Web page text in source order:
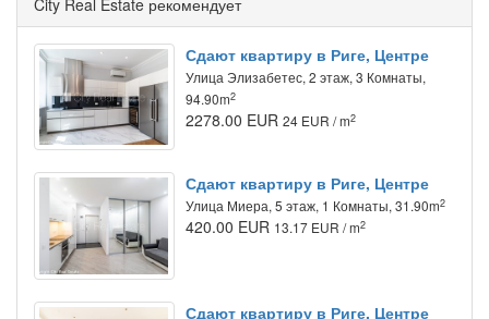
City Real Estate рекомендует
Сдают квартиру в Риге, Центре
Улица Элизабетес, 2 этаж, 3 Комнаты,
94.90m2
2278.00 EUR 24 EUR / m2
Сдают квартиру в Риге, Центре
Улица Миера, 5 этаж, 1 Комнаты, 31.90m2
420.00 EUR 13.17 EUR / m2
Сдают квартиру в Риге, Центре